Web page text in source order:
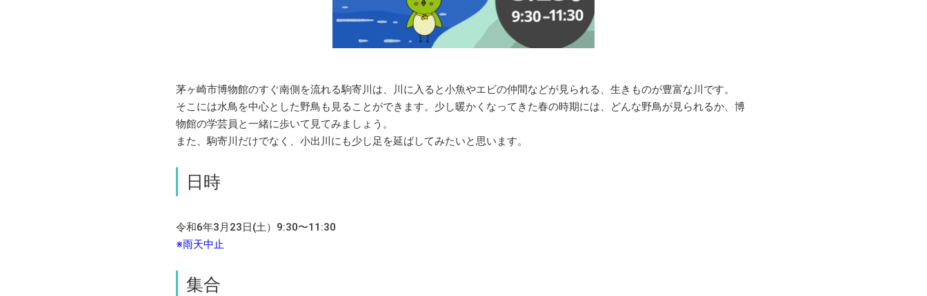
茅ヶ崎市博物館のすぐ南側を流れる駒寄川は、川に入ると小魚やエビの仲間などが見られる、生きものが豊富な川です。
そこには水鳥を中心とした野鳥も見ることができます。少し暖かくなってきた春の時期には、どんな野鳥が見られるか、博
物館の学芸員と一緒に歩いて見てみましょう。
また、駒寄川だけでなく、小出川にも少し足を延ばしてみたいと思います。
日時
令和6年3月23日(土）9:30〜11:30
※雨天中止
集合